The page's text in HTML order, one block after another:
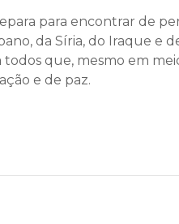
para encontrar de
da Síria, do Iraque e
que, mesmo em
e de paz.